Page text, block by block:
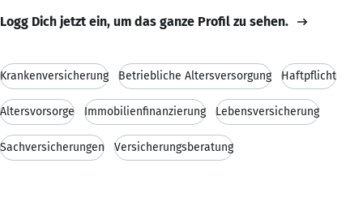
Logg Dich jetzt ein, um das ganze Profil zu sehen.
Krankenversicherung Betriebliche Altersversorgung Haftpflicht
Altersvorsorge Immobilienfinanzierung Lebensversicherung
Sachversicherungen Versicherungsberatung